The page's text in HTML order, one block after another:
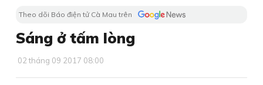
Theo dõi Báo điện tử Cà Mau trên
Sáng ở tấm lòng
02 tháng 09 2017 08:00